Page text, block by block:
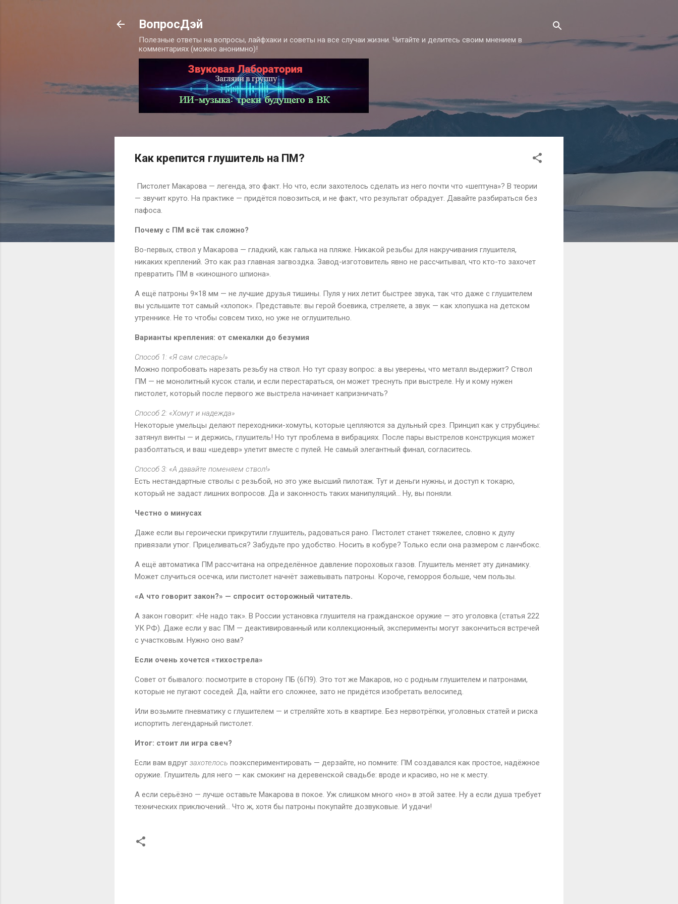
ВопросДэй
Полезные ответы на вопросы, лайфхаки и советы на все случаи жизни. Читайте и делитесь своим мнением в
комментариях (можно анонимно)!
Как крепится глушитель на ПМ?
Пистолет Макарова — легенда, это факт. Но что, если захотелось сделать из него почти что «шептуна»? В теории
— звучит круто. На практике — придётся повозиться, и не факт, что результат обрадует. Давайте разбираться без
пафоса.
Почему с ПМ всё так сложно?
Во-первых, ствол у Макарова — гладкий, как галька на пляже. Никакой резьбы для накручивания глушителя,
никаких креплений. Это как раз главная загвоздка. Завод-изготовитель явно не рассчитывал, что кто-то захочет
превратить ПМ в «киношного шпиона».
А ещё патроны 9×18 мм — не лучшие друзья тишины. Пуля у них летит быстрее звука, так что даже с глушителем
вы услышите тот самый «хлопок». Представьте: вы герой боевика, стреляете, а звук — как хлопушка на детском
утреннике. Не то чтобы совсем тихо, но уже не оглушительно.
Варианты крепления: от смекалки до безумия
Способ 1: «Я сам слесарь!»
Можно попробовать нарезать резьбу на ствол. Но тут сразу вопрос: а вы уверены, что металл выдержит? Ствол
ПМ — не монолитный кусок стали, и если перестараться, он может треснуть при выстреле. Ну и кому нужен
пистолет, который после первого же выстрела начинает капризничать?
Способ 2: «Хомут и надежда»
Некоторые умельцы делают переходники-хомуты, которые цепляются за дульный срез. Принцип как у струбцины:
затянул винты — и держись, глушитель! Но тут проблема в вибрациях. После пары выстрелов конструкция может
разболтаться, и ваш «шедевр» улетит вместе с пулей. Не самый элегантный финал, согласитесь.
Способ 3: «А давайте поменяем ствол!»
Есть нестандартные стволы с резьбой, но это уже высший пилотаж. Тут и деньги нужны, и доступ к токарю,
который не задаст лишних вопросов. Да и законность таких манипуляций… Ну, вы поняли.
Честно о минусах
Даже если вы героически прикрутили глушитель, радоваться рано. Пистолет станет тяжелее, словно к дулу
привязали утюг. Прицеливаться? Забудьте про удобство. Носить в кобуре? Только если она размером с ланчбокс.
А ещё автоматика ПМ рассчитана на определённое давление пороховых газов. Глушитель меняет эту динамику.
Может случиться осечка, или пистолет начнёт зажевывать патроны. Короче, геморроя больше, чем пользы.
«А что говорит закон?» — спросит осторожный читатель.
А закон говорит: «Не надо так». В России установка глушителя на гражданское оружие — это уголовка (статья 222
УК РФ). Даже если у вас ПМ — деактивированный или коллекционный, эксперименты могут закончиться встречей
с участковым. Нужно оно вам?
Если очень хочется «тихострела»
Совет от бывалого: посмотрите в сторону ПБ (6П9). Это тот же Макаров, но с родным глушителем и патронами,
которые не пугают соседей. Да, найти его сложнее, зато не придётся изобретать велосипед.
Или возьмите пневматику с глушителем — и стреляйте хоть в квартире. Без нервотрёпки, уголовных статей и риска
испортить легендарный пистолет.
Итог: стоит ли игра свеч?
Если вам вдруг захотелось поэкспериментировать — дерзайте, но помните: ПМ создавался как простое, надёжное
оружие. Глушитель для него — как смокинг на деревенской свадьбе: вроде и красиво, но не к месту.
А если серьёзно — лучше оставьте Макарова в покое. Уж слишком много «но» в этой затее. Ну а если душа требует
технических приключений… Что ж, хотя бы патроны покупайте дозвуковые. И удачи!